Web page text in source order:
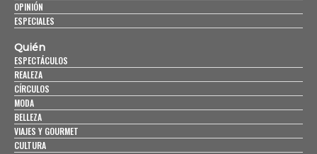
OPINIÓN
ESPECIALES
Quién
ESPECTÁCULOS
REALEZA
CÍRCULOS
MODA
BELLEZA
VIAJES Y GOURMET
CULTURA